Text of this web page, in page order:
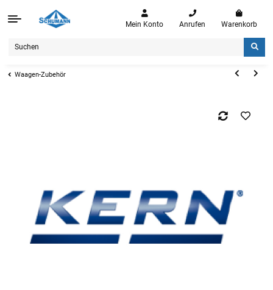
Mein Konto Anrufen Warenkorb
Waagen-Zubehör